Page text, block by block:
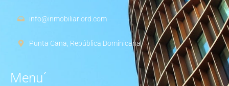
info@inmobiliariord.com
Punta Cana, República Dominicana
Menu´